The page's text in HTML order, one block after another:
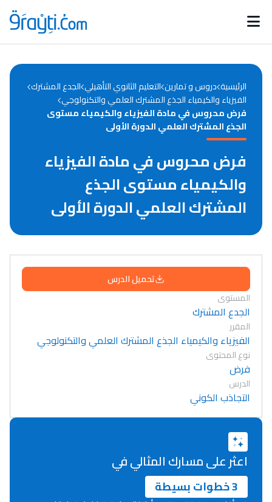
Catégories
d'actualités
Annonces bourses
الرئيسية دروس و تمارين التعليم الثانوي التأهيلي الجدع المشترك
الفيزياء والكيمياء الجذع المشترك العلمي والتكنولوجي
فرض محروس في مادة الفيزياء والكيمياء مستوى
الجذع المشترك العلمي الدورة الأولى
فرض محروس في مادة الفيزياء
والكيمياء مستوى الجذع
المشترك العلمي الدورة الأولى
تحميل الدرس
المستوى
الجدع المشترك
المقرر
الفيزياء والكيمياء الجذع المشترك العلمي والتكنولوجي
نوع المحتوى
فرض
الدرس
التجاذب الكوني
اعثر على مسارك المثالي في
3 خطوات بسيطة